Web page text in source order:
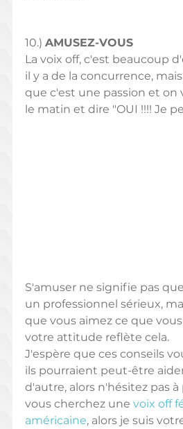
10.) AMUSEZ-VOUS
La voix off, c'est beaucoup
il y a de la concurrence,
que c'est une passion et on
le matin et dire "OUI !!!! Je
S'amuser ne signifie pas
un professionnel sérieux,
que vous aimez ce que
votre attitude reflète cela.
J'espère que ces conseils
ils pourraient peut-être
d'autre, alors n'hésitez pas à
vous cherchez une voix off
américaine, alors je suis